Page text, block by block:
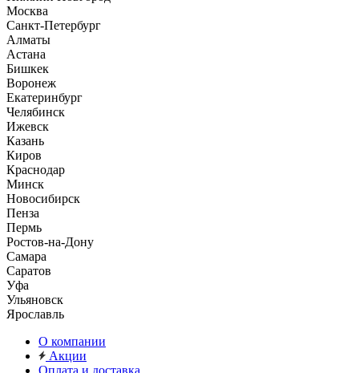
Москва
Санкт-Петербург
Алматы
Астана
Бишкек
Воронеж
Екатеринбург
Челябинск
Ижевск
Казань
Киров
Краснодар
Минск
Новосибирск
Пенза
Пермь
Ростов-на-Дону
Самара
Саратов
Уфа
Ульяновск
Ярославль
О компании
Акции
Оплата и доставка